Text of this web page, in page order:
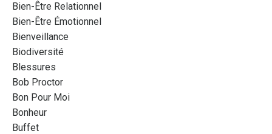
Bien-Être Relationnel
Bien-Être Émotionnel
Bienveillance
Biodiversité
Blessures
Bob Proctor
Bon Pour Moi
Bonheur
Buffet